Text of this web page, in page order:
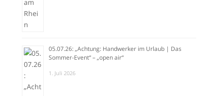
05.07.26: „Achtung: Handwerker im Urlaub | Das
Sommer-Event“ – „open air“
1. Juli 2026